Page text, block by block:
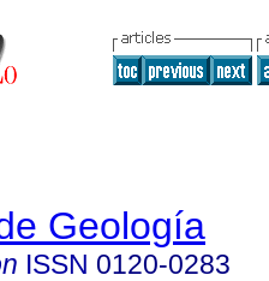
Geología
ISSN 0120-0283